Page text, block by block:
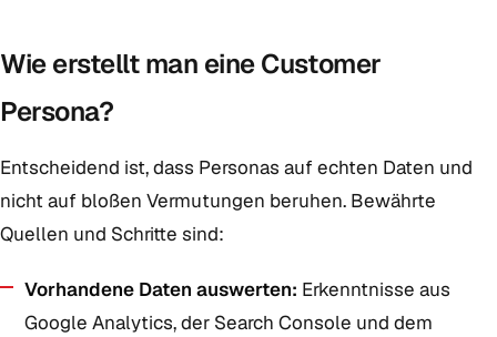
Wie erstellt man eine Customer
Persona?
Entscheidend ist, dass Personas auf echten Daten und
nicht auf bloßen Vermutungen beruhen. Bewährte
Quellen und Schritte sind:
Vorhandene Daten auswerten: Erkenntnisse aus
Google Analytics, der Search Console und dem